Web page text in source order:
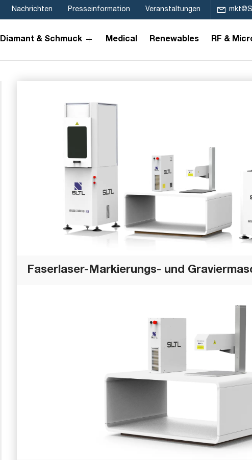
Nachrichten Presseinformation Veranstaltungen
Diamant & Schmuck Medical Renewables RF &
Faserlaser-Markierungs- und